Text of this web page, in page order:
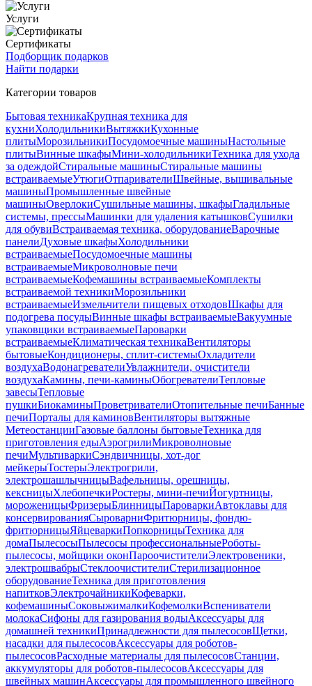
Услуги
Сертификаты
Подборщик подарков
Найти подарки
Категории товаров
Бытовая техникаКрупная техника для
кухниХолодильникиВытяжкиКухонные
плитыМорозильникиПосудомоечные машиныНастольные
плитыВинные шкафыМини-холодильникиТехника для ухода
за одеждойСтиральные машиныСтиральные машины
встраиваемыеУтюгиОтпаривателиШвейные, вышивальные
машиныПромышленные швейные
машиныОверлокиСушильные машины, шкафыГладильные
системы, прессыМашинки для удаления катышковСушилки
для обувиВстраиваемая техника, оборудованиеВарочные
панелиДуховые шкафыХолодильники
встраиваемыеПосудомоечные машины
встраиваемыеМикроволновые печи
встраиваемыеКофемашины встраиваемыеКомплекты
встраиваемой техникиМорозильники
встраиваемыеИзмельчители пищевых отходовШкафы для
подогрева посудыВинные шкафы встраиваемыеВакуумные
упаковщики встраиваемыеПароварки
встраиваемыеКлиматическая техникаВентиляторы
бытовыеКондиционеры, сплит-системыОхладители
воздухаВодонагревателиУвлажнители, очистители
воздухаКамины, печи-каминыОбогревателиТепловые
завесыТепловые
пушкиБиокаминыПроветривателиОтопительные печиБанные
печиПорталы для каминовВентиляторы вытяжные
МетеостанцииГазовые баллоны бытовыеТехника для
приготовления едыАэрогрилиМикроволновые
печиМультиваркиСэндвичницы, хот-дог
мейкерыТостерыЭлектрогрили,
электрошашлычницыВафельницы, орешницы,
кексницыХлебопечкиРостеры, мини-печиЙогуртницы,
мороженицыФризерыБлинницыПароваркиАвтоклавы для
консервированияСыроварниФритюрницы, фондю-
фритюрницыЯйцеваркиПопкорницыТехника для
домаПылесосыПылесосы профессиональныеРоботы-
пылесосы, мойщики оконПароочистителиЭлектровеники,
электрошвабрыСтеклоочистителиСтерилизационное
оборудованиеТехника для приготовления
напитковЭлектрочайникиКофеварки,
кофемашиныСоковыжималкиКофемолкиВспениватели
молокаСифоны для газирования водыАксессуары для
домашней техникиПринадлежности для пылесосовЩетки,
насадки для пылесосовАксессуары для роботов-
пылесосовРасходные материалы для пылесосовСтанции,
аккумуляторы для роботов-пылесосовАксессуары для
швейных машинАксессуары для промышленного швейного